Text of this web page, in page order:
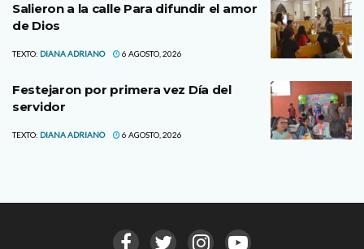
Salieron a la calle Para difundir el amor
de Dios
TEXTO: DIANA ADRIANO 6 AGOSTO, 2026
Festejaron por primera vez Día del
servidor
TEXTO: DIANA ADRIANO 6 AGOSTO, 2026